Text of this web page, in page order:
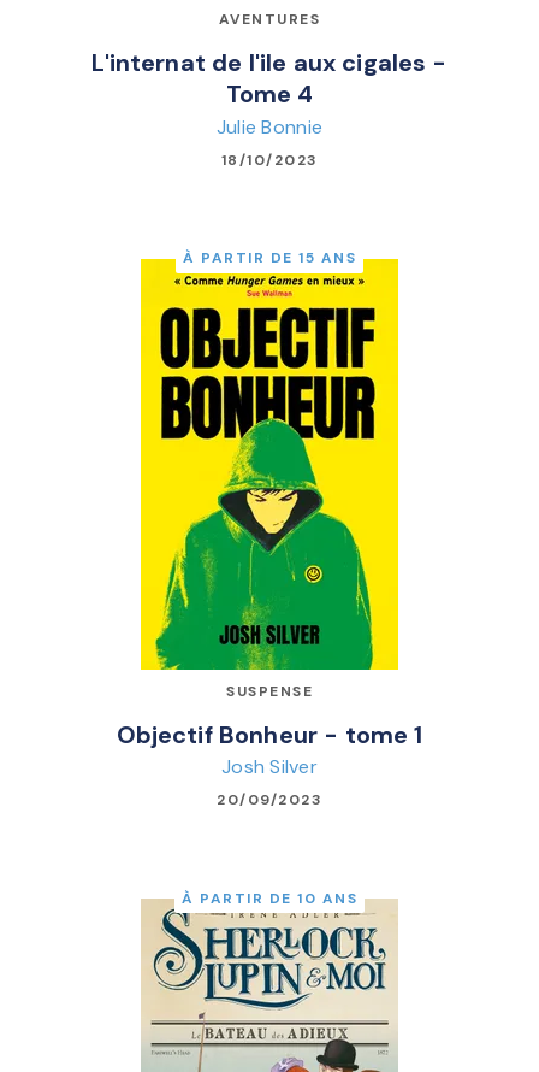
AVENTURES
L'internat de l'ile aux cigales -
Tome 4
Julie Bonnie
18/10/2023
À PARTIR DE 15 ANS
SUSPENSE
Objectif Bonheur - tome 1
Josh Silver
20/09/2023
À PARTIR DE 10 ANS